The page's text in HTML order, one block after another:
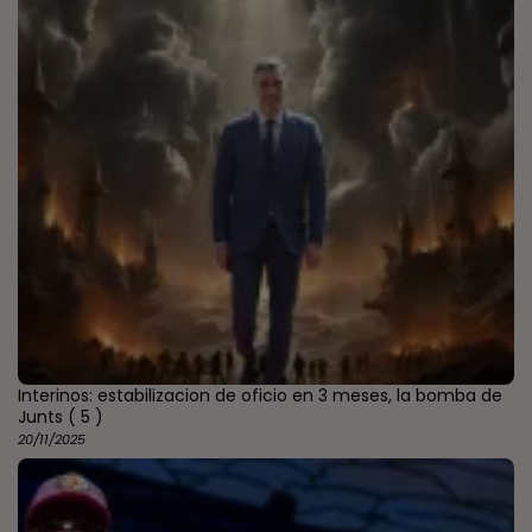
Interinos: estabilizacion de oficio en 3 meses, la bomba de
Junts ( 5 )
20/11/2025